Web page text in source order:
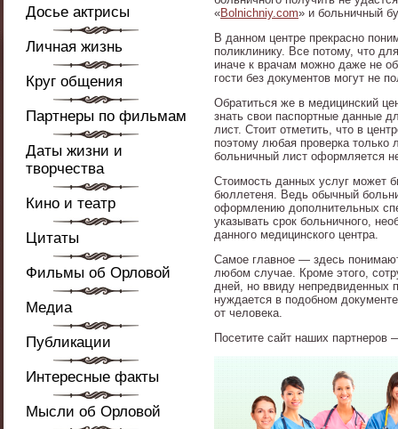
Досье актрисы
Личная жизнь
Круг общения
Партнеры по фильмам
Даты жизни и
творчества
Кино и театр
Цитаты
Фильмы об Орловой
Медиа
Публикации
Интересные факты
Мысли об Орловой
«Bolnichniy.com» и больничный
В данном центре прекрасно
поликлинику. Все потому, что
иначе к врачам можно даже не
гости без документов могут не
Обратиться же в медицинский
знать свои паспортные данные
лист. Стоит отметить, что в
поэтому любая проверка
больничный лист оформляется
Стоимость данных услуг может
бюллетеня. Ведь обычный
оформлению дополнительных
указывать срок больничного,
данного медицинского центра.
Самое главное — здесь
любом случае. Кроме этого,
дней, но ввиду непредвиденных
нуждается в подобном
от человека.
Посетите сайт наших